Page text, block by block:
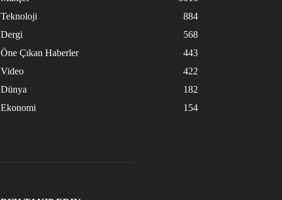
Teknoloji
884
Dergi
568
Öne Çıkan Haberler
443
Video
422
Dünya
182
Ekonomi
154